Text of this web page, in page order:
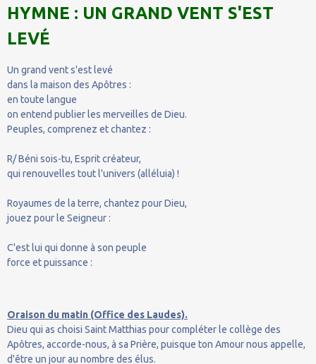
HYMNE : UN GRAND VENT S'EST
LEVÉ
Un grand vent s'est levé
dans la maison des Apôtres :
en toute langue
on entend publier les merveilles de Dieu.
Peuples, comprenez et chantez :
R/ Béni sois-tu, Esprit créateur,
qui renouvelles tout l'univers (alléluia) !
Royaumes de la terre, chantez pour Dieu,
jouez pour le Seigneur :
C'est lui qui donne à son peuple
force et puissance :
Oraison du matin (Office des Laudes).
Dieu qui as choisi Saint Matthias pour compléter le collège des
Apôtres, accorde-nous, à sa Prière, puisque ton Amour nous appelle,
d'être un jour au nombre des élus.